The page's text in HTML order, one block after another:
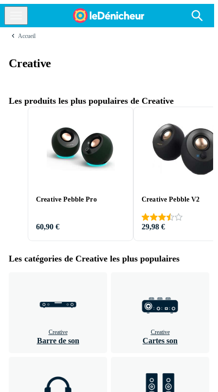
Accueil
Creative
Les produits les plus populaires de Creative
Creative Pebble Pro
60,90 €
Creative Pebble V2
29,98 €
Les catégories de Creative les plus populaires
Creative
Barre de son
Creative
Cartes son